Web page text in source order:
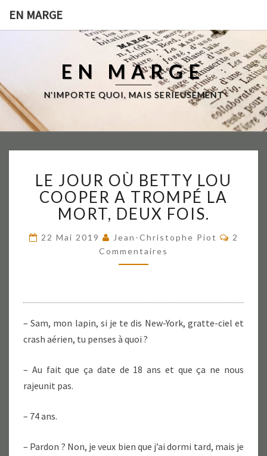
EN MARGE
EN MARGE
N'IMPORTE QUOI, MAIS SERIEUSEMENT
JOUR
OÙ
BETTY
LOU
COOPER
TROMPÉ
LE JOUR OÙ BETTY LOU
COOPER A TROMPÉ LA
MORT, DEUX FOIS.
22 Mai 2019 Jean-Christophe Piot
2
Commentaires
– Sam, mon lapin, si je te dis New-York, gratte-ciel et
crash aérien, tu penses à quoi ?
– Au fait que ça date de 18 ans et que ça ne nous
rajeunit pas.
– 74 ans.
– Pardon ? Non, je veux bien que j’ai dormi tard, mais je